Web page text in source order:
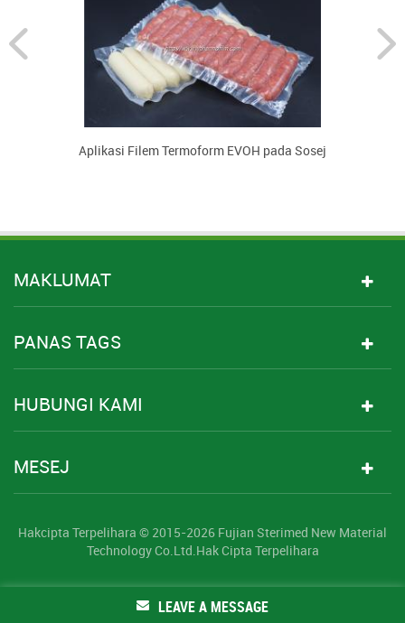
Aplikasi Filem Termoform EVOH pada Sosej
MAKLUMAT
PANAS TAGS
HUBUNGI KAMI
MESEJ
Hakcipta Terpelihara © 2015-2026 Fujian Sterimed New Material
Technology Co.Ltd.Hak Cipta Terpelihara
LEAVE A MESSAGE